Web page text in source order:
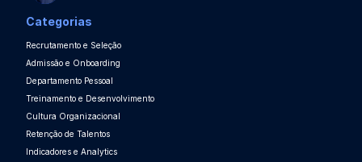
Categorias
Recrutamento e Seleção
Admissão e Onboarding
Departamento Pessoal
Treinamento e Desenvolvimento
Cultura Organizacional
Retenção de Talentos
Indicadores e Analytics